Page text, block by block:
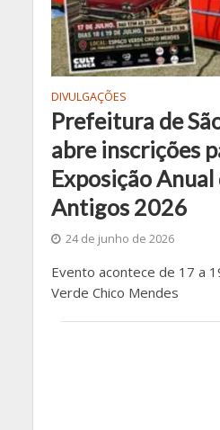
DIVULGAÇÕES
Prefeitura de
abre inscrições
Exposição
Antigos 2026
24 de junho de 2026
Evento acontece de 17 a
Verde Chico Mendes